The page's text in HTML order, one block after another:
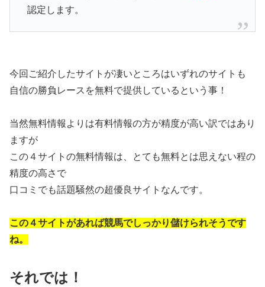
認定します。
今回ご紹介したサイトが凄いところはいずれのサイトも
自信の勝負レースを無料で提供しているという事！
当然無料情報よりは有料情報の方が精度が高い訳ではあり
ますが
この４サイトの無料情報は、とても無料とは思えない程の
精度の高さで
口コミでも話題騒然の超優良サイトなんです。
この４サイトがあれば競馬でしっかり儲けられそうです
ね。
それでは！